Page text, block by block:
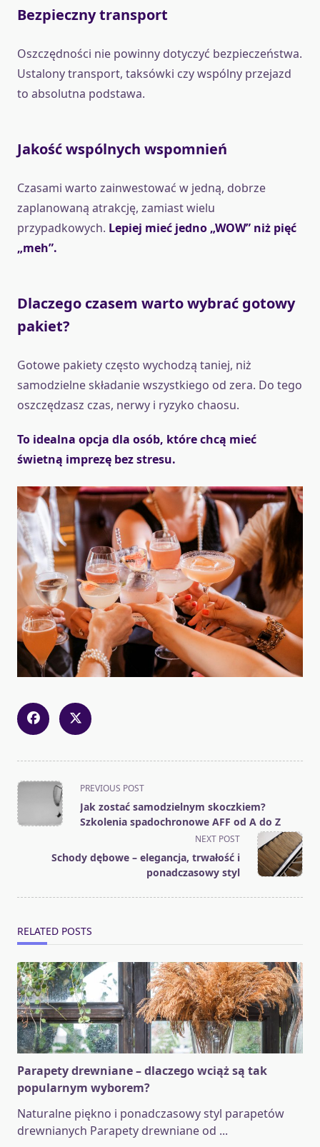
Bezpieczny transport
Oszczędności nie powinny dotyczyć bezpieczeństwa.
Ustalony transport, taksówki czy wspólny przejazd
to absolutna podstawa.
Jakość wspólnych wspomnień
Czasami warto zainwestować w jedną, dobrze
zaplanowaną atrakcję, zamiast wielu
przypadkowych. Lepiej mieć jedno „WOW” niż pięć
„meh”.
Dlaczego czasem warto wybrać gotowy
pakiet?
Gotowe pakiety często wychodzą taniej, niż
samodzielne składanie wszystkiego od zera. Do tego
oszczędzasz czas, nerwy i ryzyko chaosu.
To idealna opcja dla osób, które chcą mieć
świetną imprezę bez stresu.
<span
class="nav-
subtitle
reader-
PREVIOUS POST
Jak zostać samodzielnym skoczkiem?
Szkolenia spadochronowe AFF od A do Z
NEXT POST
Schody dębowe – elegancja, trwałość i
ponadczasowy styl
RELATED POSTS
Parapety drewniane – dlaczego wciąż są tak
popularnym wyborem?
Naturalne piękno i ponadczasowy styl parapetów
drewnianych Parapety drewniane od ...